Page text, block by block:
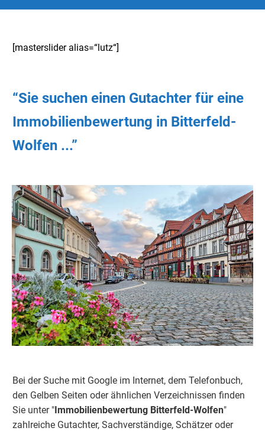
[masterslider alias=“lutz“]
“Sie suchen einen Gutachter für eine
Immobilienbewertung in Bitterfeld-
Wolfen ...”
Bei der Suche mit Google im Internet, dem Telefonbuch,
den Gelben Seiten oder ähnlichen Verzeichnissen finden
Sie unter "Immobilienbewertung Bitterfeld-Wolfen"
zahlreiche Gutachter, Sachverständige, Schätzer oder